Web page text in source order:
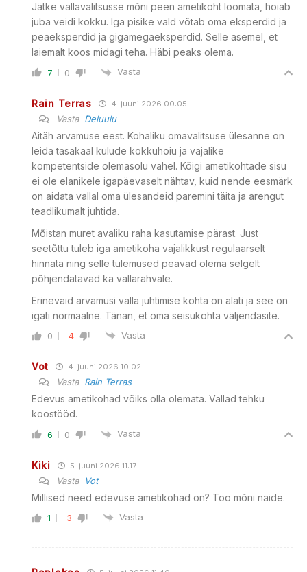
Jätke vallavalitsusse mõni peen ametikoht loomata, hoiab
juba veidi kokku. Iga pisike vald võtab oma eksperdid ja
peaeksperdid ja gigamegaeksperdid. Selle asemel, et
laiemalt koos midagi teha. Häbi peaks olema.
7 0 Vasta
Rain Terras 4. juuni 2026 00:05
Vasta Deluulu
Aitäh arvamuse eest. Kohaliku omavalitsuse ülesanne on
leida tasakaal kulude kokkuhoiu ja vajalike
kompetentside olemasolu vahel. Kõigi ametikohtade sisu
ei ole elanikele igapäevaselt nähtav, kuid nende eesmärk
on aidata vallal oma ülesandeid paremini täita ja arengut
teadlikumalt juhtida.
Mõistan muret avaliku raha kasutamise pärast. Just
seetõttu tuleb iga ametikoha vajalikkust regulaarselt
hinnata ning selle tulemused peavad olema selgelt
põhjendatavad ka vallarahvale.
Erinevaid arvamusi valla juhtimise kohta on alati ja see on
igati normaalne. Tänan, et oma seisukohta väljendasite.
0 -4 Vasta
Vot 4. juuni 2026 10:02
Vasta Rain Terras
Edevus ametikohad võiks olla olemata. Vallad tehku
koostööd.
6 0 Vasta
Kiki 5. juuni 2026 11:17
Vasta Vot
Millised need edevuse ametikohad on? Too mõni näide.
1 -3 Vasta